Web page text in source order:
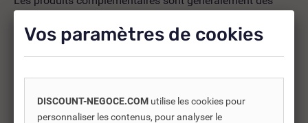
produits connexes ou associés. Ils vous permettent soit
d’améliorer l’utilisation soit répondre à des besoins
supplémentaires.
-25%
Vos paramètres de cookies
DISCOUNT-NEGOCE.COM utilise les cookies pour
personnaliser les contenus, pour analyser le